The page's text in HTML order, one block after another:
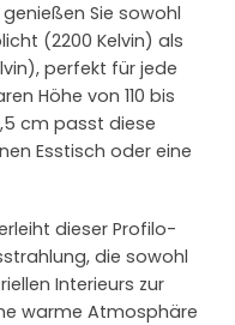
Sie sowohl
(2200 Kelvin) als
perfekt für jede
Höhe von 110 bis
cm passt diese
Esstisch oder eine
dieser Profilo-
die sowohl
Interieurs zur
warme Atmosphäre